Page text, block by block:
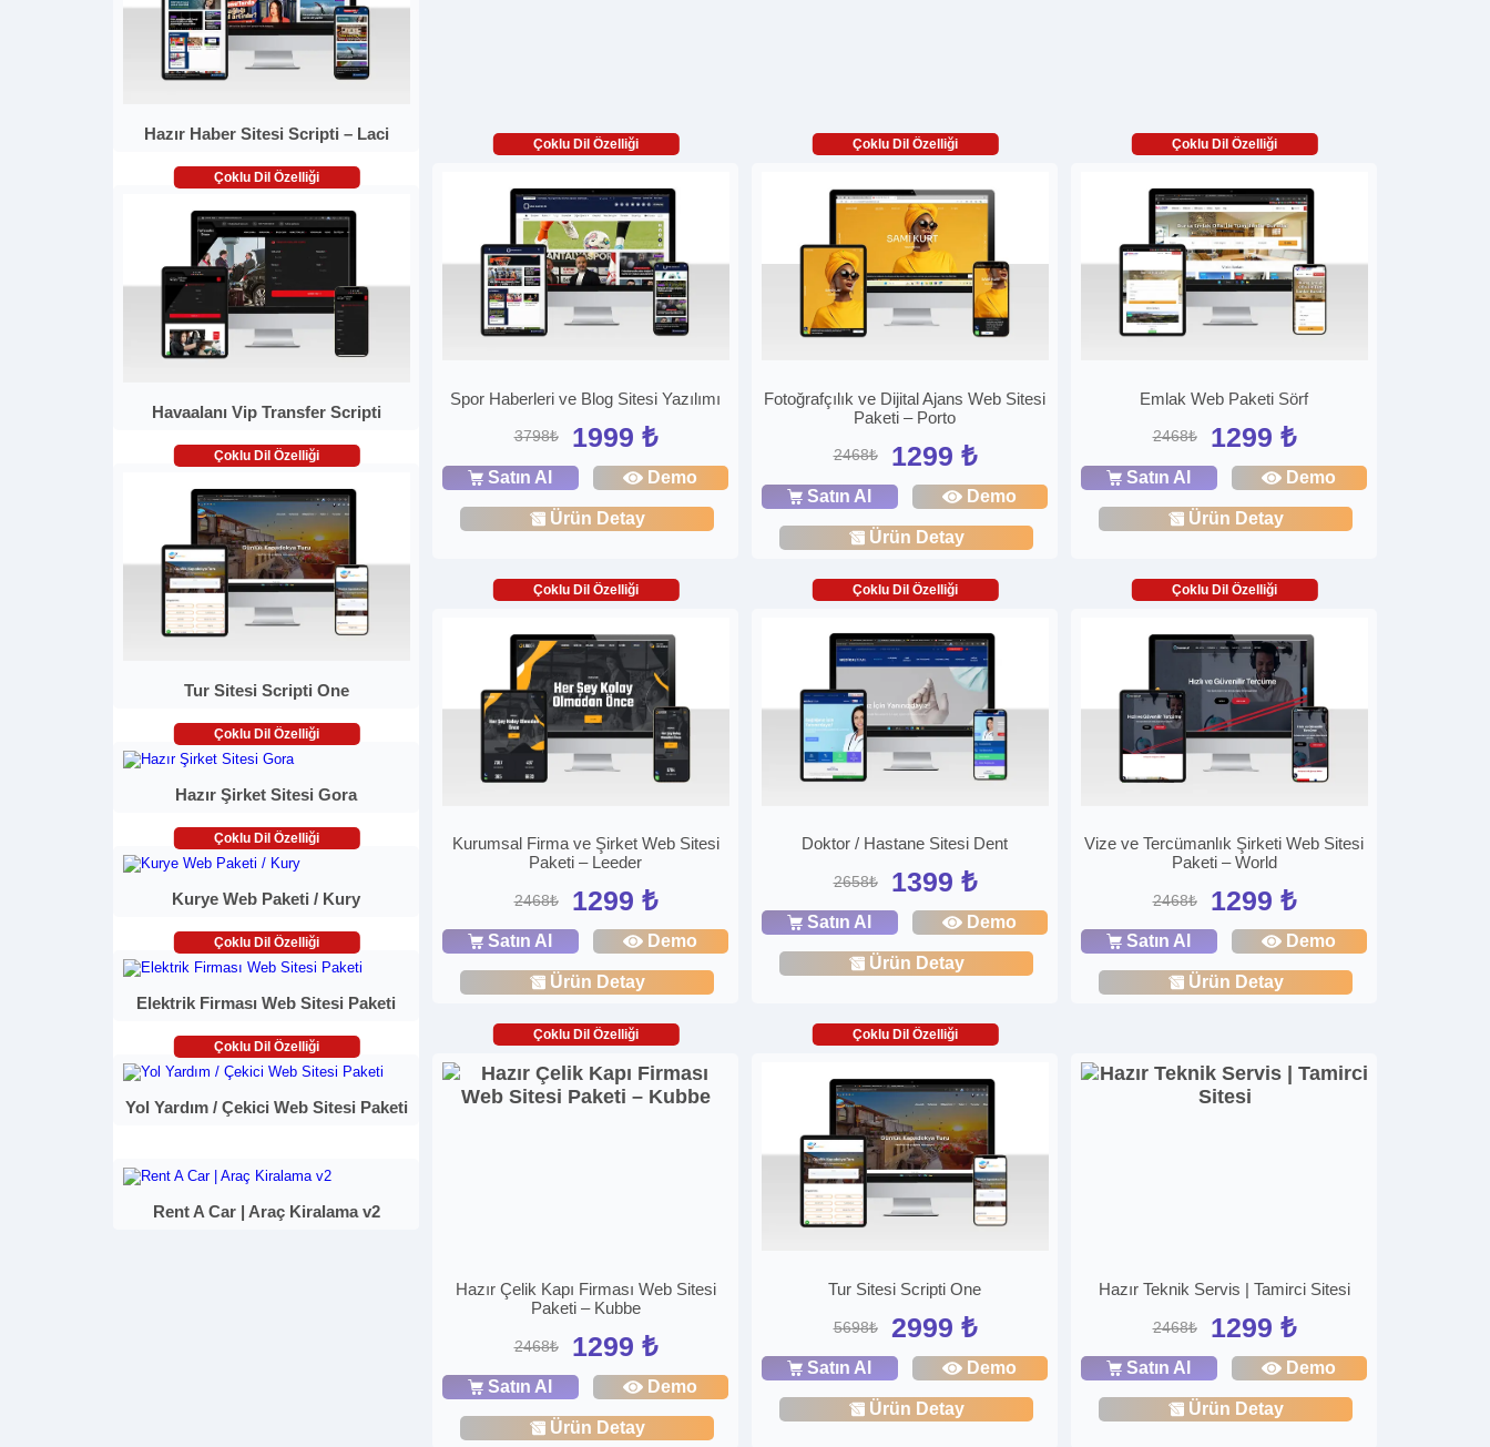
Hazır Haber Sitesi Scripti – Laci
Çoklu Dil Özelliği
Havaalanı Vip Transfer Scripti
Çoklu Dil Özelliği
Tur Sitesi Scripti One
Çoklu Dil Özelliği
Hazır Şirket Sitesi Gora
Çoklu Dil Özelliği
Kurye Web Paketi / Kury
Çoklu Dil Özelliği
Elektrik Firması Web Sitesi Paketi
Çoklu Dil Özelliği
Yol Yardım / Çekici Web Sitesi Paketi
Rent A Car | Araç Kiralama v2
Çoklu Dil Özelliği
Spor Haberleri ve Blog Sitesi Yazılımı
3798₺ 1999 ₺
Satın Al Demo
Ürün Detay
Çoklu Dil Özelliği
Fotoğrafçılık ve Dijital Ajans Web Sitesi
Paketi – Porto
2468₺ 1299 ₺
Satın Al Demo
Ürün Detay
Çoklu Dil Özelliği
Emlak Web Paketi Sörf
2468₺ 1299 ₺
Satın Al Demo
Ürün Detay
Çoklu Dil Özelliği
Kurumsal Firma ve Şirket Web Sitesi
Paketi – Leeder
2468₺ 1299 ₺
Satın Al Demo
Ürün Detay
Çoklu Dil Özelliği
Doktor / Hastane Sitesi Dent
2658₺ 1399 ₺
Satın Al Demo
Ürün Detay
Çoklu Dil Özelliği
Vize ve Tercümanlık Şirketi Web Sitesi
Paketi – World
2468₺ 1299 ₺
Satın Al Demo
Ürün Detay
Çoklu Dil Özelliği
Hazır Çelik Kapı Firması Web Sitesi
Paketi – Kubbe
2468₺ 1299 ₺
Satın Al Demo
Ürün Detay
Çoklu Dil Özelliği
Tur Sitesi Scripti One
5698₺ 2999 ₺
Satın Al Demo
Ürün Detay
Hazır Teknik Servis | Tamirci Sitesi
2468₺ 1299 ₺
Satın Al Demo
Ürün Detay